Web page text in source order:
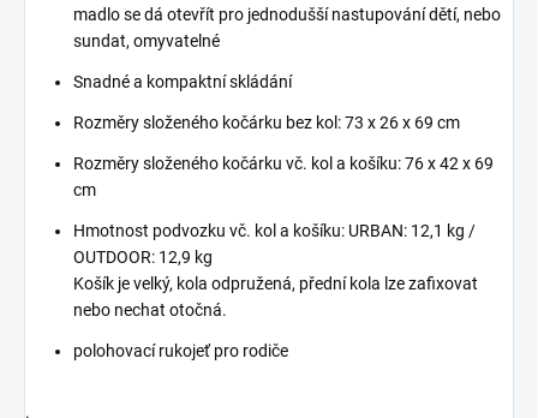
madlo se dá otevřít pro jednodušší nastupování dětí, nebo
sundat, omyvatelné
Snadné a kompaktní skládání
Rozměry složeného kočárku bez kol: 73 x 26 x 69 cm
Rozměry složeného kočárku vč. kol a košíku: 76 x 42 x 69
cm
Hmotnost podvozku vč. kol a košíku: URBAN: 12,1 kg /
OUTDOOR: 12,9 kg
Košík je velký, kola odpružená, přední kola lze zafixovat
nebo nechat otočná.
polohovací rukojeť pro rodiče
.